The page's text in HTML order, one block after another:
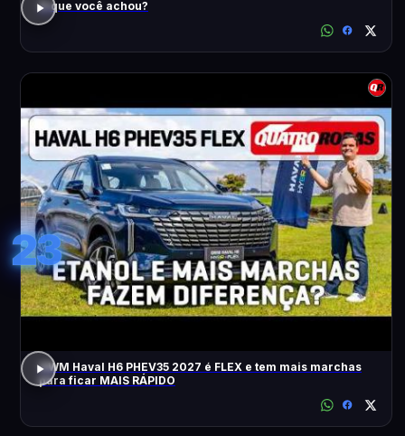
O que você achou?
23
GWM Haval H6 PHEV35 2027 é FLEX e tem mais marchas
para ficar MAIS RÁPIDO